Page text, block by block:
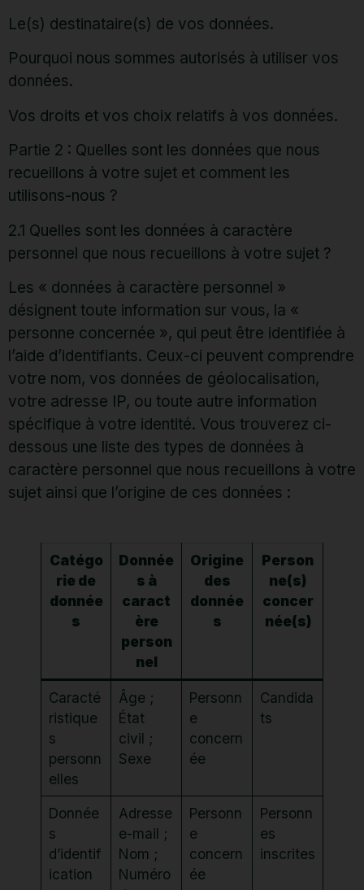
Le(s) destinataire(s) de vos données.
Pourquoi nous sommes autorisés à utiliser vos
données.
Vos droits et vos choix relatifs à vos données.
Partie 2 : Quelles sont les données que nous
recueillons à votre sujet et comment les
utilisons-nous ?
2.1 Quelles sont les données à caractère
personnel que nous recueillons à votre sujet ?
Les « données à caractère personnel »
désignent toute information sur vous, la «
personne concernée », qui peut être identifiée à
l’aide d’identifiants. Ceux-ci peuvent comprendre
votre nom, vos données de géolocalisation,
votre adresse IP, ou toute autre information
spécifique à votre identité. Vous trouverez ci-
dessous une liste des types de données à
caractère personnel que nous recueillons à votre
sujet ainsi que l’origine de ces données :
Catégo
rie de
donnée
s
Donnée
s à
caract
ère
person
nel
Origine
des
donnée
s
Person
ne(s)
concer
née(s)
Caracté
ristique
s
personn
elles
Âge ;
État
civil ;
Sexe
Personn
e
concern
ée
Candida
ts
Donnée
s
d’identif
ication
Adresse
e-mail ;
Nom ;
Numéro
Personn
e
concern
ée
Personn
es
inscrites